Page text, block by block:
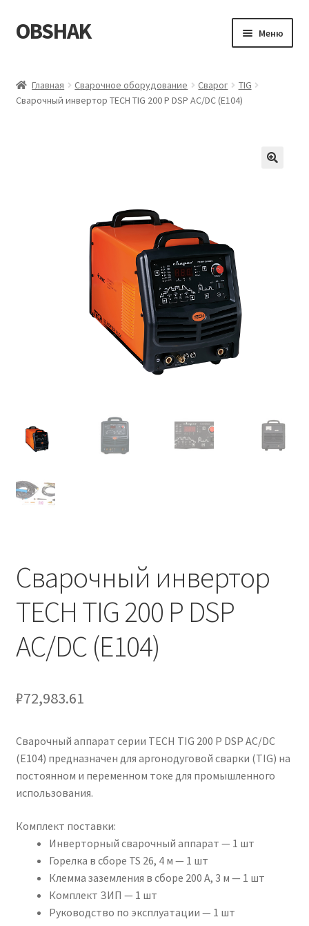
Перейти
к
Перейти
к
OBSHAK Меню
Категории
Оформление заказа
Пример страницы
Главная Сварочное оборудование Сварог
TIG
Сварочный инвертор TECH TIG 200 P DSP AC/DC (E104)
Сварочный инвертор
TECH TIG 200 P DSP
AC/DC (E104)
₽72,983.61
Сварочный аппарат серии TECH TIG 200 P DSP AC/DC
(E104) предназначен для аргонодуговой сварки (TIG) на
постоянном и переменном токе для промышленного
использования.
Комплект поставки:
Инверторный сварочный аппарат — 1 шт
Горелка в сборе TS 26, 4 м — 1 шт
Клемма заземления в сборе 200 А, 3 м — 1 шт
Комплект ЗИП — 1 шт
Руководство по эксплуатации — 1 шт